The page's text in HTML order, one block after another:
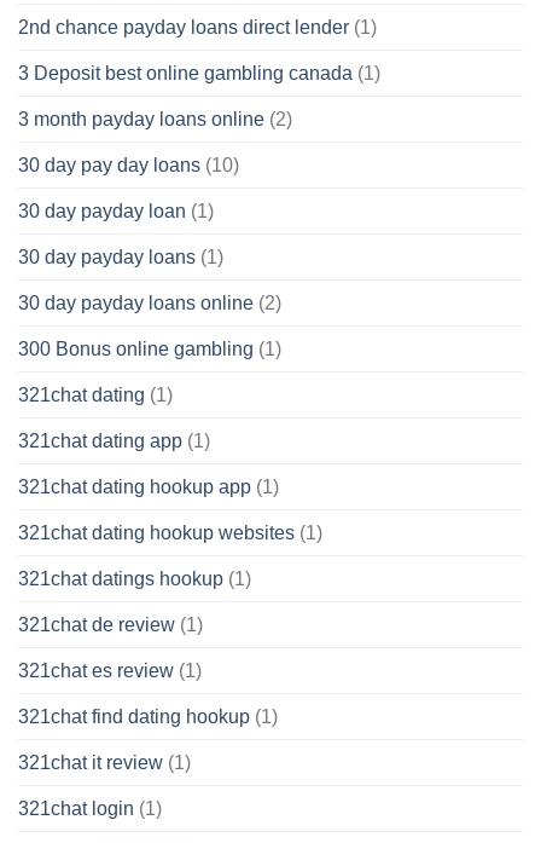
2nd chance payday loans direct lender (1)
3 Deposit best online gambling canada (1)
3 month payday loans online (2)
30 day pay day loans (10)
30 day payday loan (1)
30 day payday loans (1)
30 day payday loans online (2)
300 Bonus online gambling (1)
321chat dating (1)
321chat dating app (1)
321chat dating hookup app (1)
321chat dating hookup websites (1)
321chat datings hookup (1)
321chat de review (1)
321chat es review (1)
321chat find dating hookup (1)
321chat it review (1)
321chat login (1)